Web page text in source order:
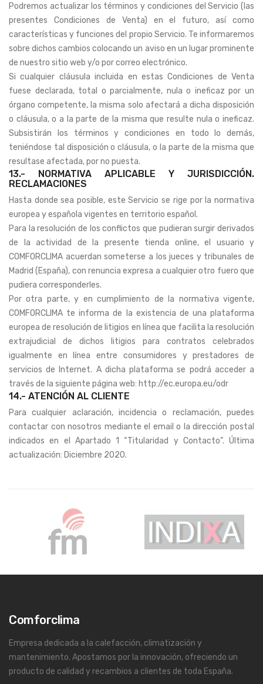
Podremos actualizar los términos y condiciones del Servicio (las
presentes Condiciones de Venta) en el futuro, así como
características y funciones del propio Servicio. Te informaremos
sobre dichos cambios colocando un aviso en un lugar prominente
de nuestro sitio web y/o por correo electrónico.
Si cualquier cláusula incluida en estas Condiciones de Venta
fuese declarada, total o parcialmente, nula o ineficaz por un
órgano competente, la misma solo afectará a dicha disposición
o cláusula, o a la parte de la misma que resulte nula o ineficaz.
Subsistirán los términos y condiciones en todo lo demás,
teniéndose tal disposición o cláusula, o la parte de la misma que
resultase afectada, por no puesta.
13.- NORMATIVA APLICABLE Y JURISDICCIÓN.
RECLAMACIONES
Hasta donde sea posible, este Servicio se rige por la normativa
europea y española vigentes en territorio español.
Para la resolución de los conflictos que pudieran surgir derivados
de la actividad de la presente tienda online, el usuario y
COMFORCLIMA acuerdan someterse a los jueces y tribunales de
Madrid (España), con renuncia expresa a cualquier otro fuero que
pudiera corresponderles.
Por otra parte, y en cumplimiento de la normativa vigente,
COMFORCLIMA te informa de la existencia de una plataforma
europea de resolución de litigios en línea que facilita la resolución
extrajudicial de dichos litigios para contratos celebrados
igualmente en línea entre consumidores y prestadores de
servicios de Internet. A dicha plataforma se podrá acceder a
través de la siguiente página web: http://ec.europa.eu/odr
14.- ATENCIÓN AL CLIENTE
Para cualquier aclaración, incidencia o reclamación, puedes
contactar con nosotros mediante el email o la dirección postal
indicados en el Apartado 1 “Titularidad y Contacto”. Última
actualización: Diciembre 2020.
Comforclima
Empresa dedicada a la calefacción, climatización y
mantenimiento. Apostamos por la innovación, ofreciendo un
producto de calidad y recambios a clientes de toda España.